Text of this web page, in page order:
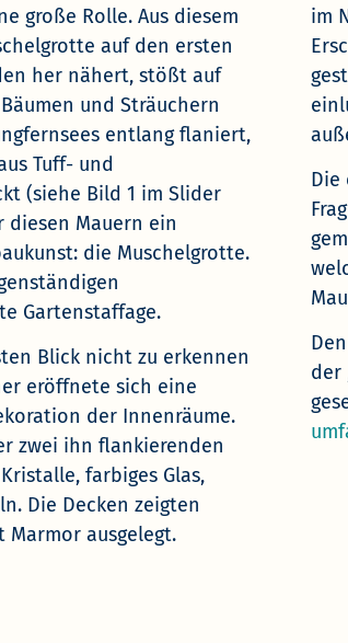
große Rolle. Aus diesem
auf den ersten
her nähert, stößt auf
und Sträuchern
entlang flaniert,
Tuff- und
(siehe Bild 1 im Slider
Mauern ein
die Muschelgrotte.
Gartenstaffage.
Blick nicht zu erkennen
eröffnete sich eine
der Innenräume.
zwei ihn flankierenden
farbiges Glas,
Die Decken zeigten
Marmor ausgelegt.
im
Die
der